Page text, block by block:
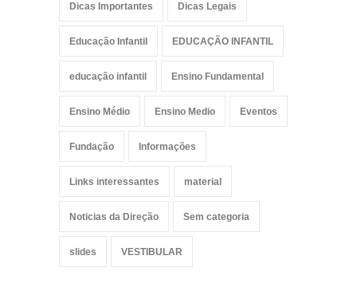
Dicas Importantes Dicas Legais
Educação Infantil EDUCAÇÃO INFANTIL
educação infantil Ensino Fundamental
Ensino Médio Ensino Medio Eventos
Fundação Informações
Links interessantes material
Noticias da Direção Sem categoria
slides VESTIBULAR